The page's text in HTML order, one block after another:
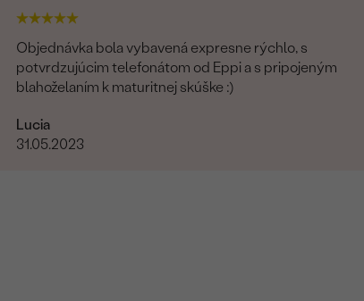
Objednávka bola vybavená expresne rýchlo, s
potvrdzujúcim telefonátom od Eppi a s pripojeným
blahoželaním k maturitnej skúške :)
Lucia
31.05.2023